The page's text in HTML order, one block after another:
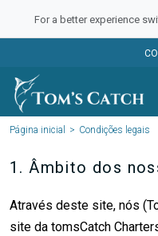
For a better experience
Página inicial Condições legais
1. Âmbito dos
Através deste site, nós
site da tomsCatch